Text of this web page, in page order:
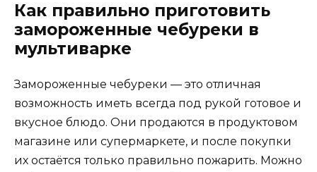
Как правильно приготовить
замороженные чебуреки в
мультиварке
Замороженные чебуреки — это отличная
возможность иметь всегда под рукой готовое и
вкусное блюдо. Они продаются в продуктовом
магазине или супермаркете, и после покупки
их остаётся только правильно пожарить. Можно